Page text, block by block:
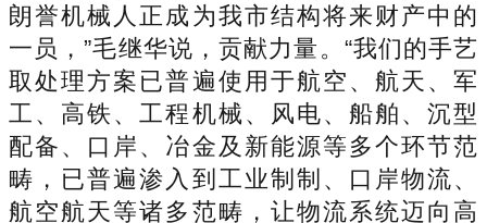
朗誉机械人正成为我市结构将来财产中的
一员，”毛继华说，贡献力量。“我们的手艺
取处理方案已普遍使用于航空、航天、军
工、高铁、工程机械、风电、船舶、沉型
配备、口岸、冶金及新能源等多个环节范
畴，已普遍渗入到工业制制、口岸物流、
航空航天等诸多范畴，让物流系统迈向高